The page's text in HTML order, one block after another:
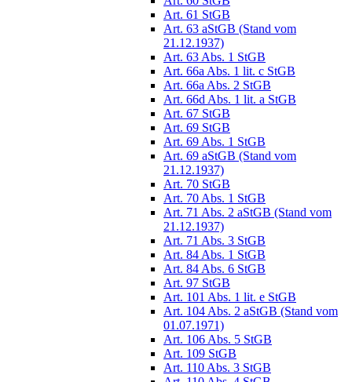
Art. 61 StGB
Art. 63 aStGB (Stand vom
21.12.1937)
Art. 63 Abs. 1 StGB
Art. 66a Abs. 1 lit. c StGB
Art. 66a Abs. 2 StGB
Art. 66d Abs. 1 lit. a StGB
Art. 67 StGB
Art. 69 StGB
Art. 69 Abs. 1 StGB
Art. 69 aStGB (Stand vom
21.12.1937)
Art. 70 StGB
Art. 70 Abs. 1 StGB
Art. 71 Abs. 2 aStGB (Stand vom
21.12.1937)
Art. 71 Abs. 3 StGB
Art. 84 Abs. 1 StGB
Art. 84 Abs. 6 StGB
Art. 97 StGB
Art. 101 Abs. 1 lit. e StGB
Art. 104 Abs. 2 aStGB (Stand vom
01.07.1971)
Art. 106 Abs. 5 StGB
Art. 109 StGB
Art. 110 Abs. 3 StGB